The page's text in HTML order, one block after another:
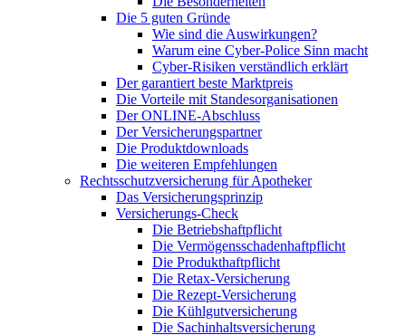
Die 5 guten Gründe
Wie sind die Auswirkungen?
Warum eine Cyber-Police Sinn macht
Cyber-Risiken verständlich erklärt
Der garantiert beste Marktpreis
Die Vorteile mit Standesorganisationen
Der ONLINE-Abschluss
Der Versicherungspartner
Die Produktdownloads
Die weiteren Empfehlungen
Rechtsschutzversicherung für Apotheker
Das Versicherungsprinzip
Versicherungs-Check
Die Betriebshaftpflicht
Die Vermögensschadenhaftpflicht
Die Produkthaftpflicht
Die Retax-Versicherung
Die Rezept-Versicherung
Die Kühlgutversicherung
Die Sachinhaltsversicherung